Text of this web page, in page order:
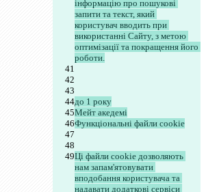
інформацію про пошукові
запити та текст, який
користувач вводить при
використанні Сайту, з метою
оптимізації та покращення його
роботи.
до 1 року
Мейт акедемі
Функціональні файли cookie
Ці файли cookie дозволяють
нам запам'ятовувати
вподобання користувача та
надавати додаткові сервіси